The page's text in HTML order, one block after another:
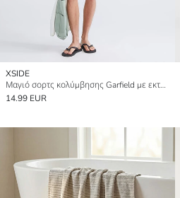
XSIDE
Μαγιό σορτς κολύμβησης Garfield με εκτύπωση, κοντό μήκος για άνδρες
14.99 EUR